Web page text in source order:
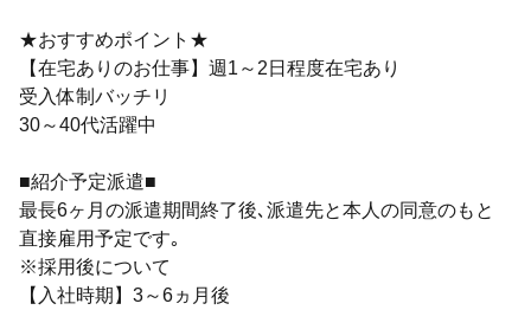
★おすすめポイント★
【在宅ありのお仕事】週1～2日程度在宅あり
受入体制バッチリ
30～40代活躍中
■紹介予定派遣■
最長6ヶ月の派遣期間終了後､派遣先と本人の同意のもと
直接雇用予定です｡
※採用後について
【入社時期】3～6ヵ月後